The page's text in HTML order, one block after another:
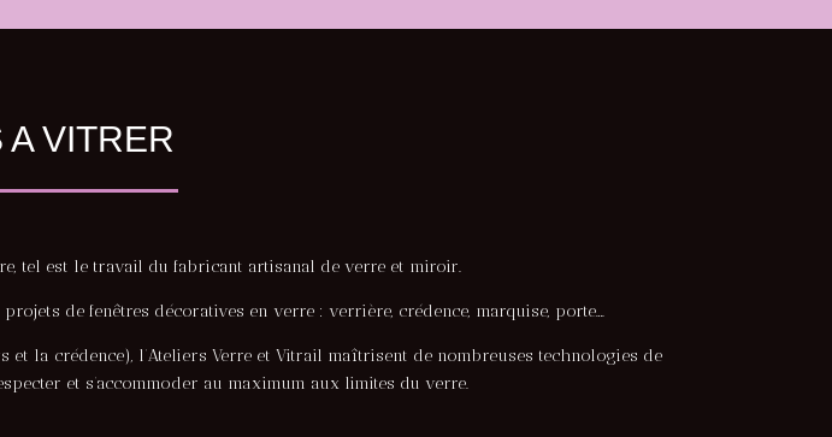
A VITRER
tel est le travail du fabricant artisanal de verre et miroir.
de fenêtres décoratives en verre : verrière, crédence, marquise, porte….
la crédence), l’Ateliers Verre et Vitrail maîtrisent de nombreuses technologies de
et s’accommoder au maximum aux limites du verre.